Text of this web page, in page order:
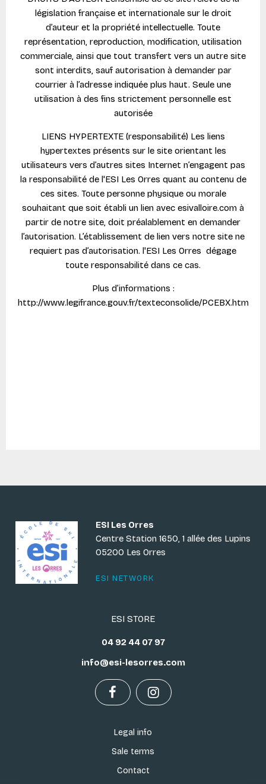
législation française et internationale sur le droit
d’auteur et la propriété intellectuelle. Toute
représentation, reproduction, modification, utilisation
commerciale, ainsi que tout transfert vers un autre site
sont interdits, sauf autorisation à demander par
courrier à l’adresse indiquée plus haut. Seule une
utilisation à des fins strictement personnelle est
autorisée
LIENS HYPERTEXTE (responsabilité) Les liens
hypertextes présents sur le site orientant les
utilisateurs vers d’autres sites Internet n’engagent pas
la responsabilité de l'ESI Les Orres quant au contenu de
ces sites. Toute personne physique ou morale
souhaitant que soit établi un lien avec esivalloire.com à
partir de notre site, doit préalablement en demander
l’autorisation. L’établissement de lien vers notre site ne
requiert pas d’autorisation. l'ESI Les Orres dégage
toute responsabilité dans ce cas.
Plus d’informations :
http://www.legifrance.gouv.fr/texteconsolide/PCEBX.htm
ESI Les Orres
Centre Station 1650, 1 allée des Lupins
05200 Les Orres
ESI NETWORK
ESI STORE
04 92 44 07 97
info@esi-lesorres.com
Legal info
Sale terms
Contact